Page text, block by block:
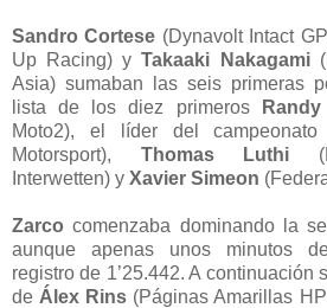
Sandro Cortese (Dynavolt Intact
Up Racing) yTakaaki Nakagami
Asia) sumaban las seis primeras
lista de los diez primeros
Moto2), el líder del campeonato
Motorsport), Thomas Luthi
Interwetten) y Xavier Simeon
Zarco comenzaba dominando la
aunque apenas unos minutos
registro de 1’25.442. A continuación
de Álex Rins (Páginas Amarillas